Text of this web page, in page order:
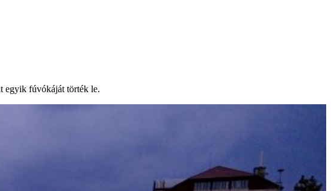
egyik fúvókáját törték le.